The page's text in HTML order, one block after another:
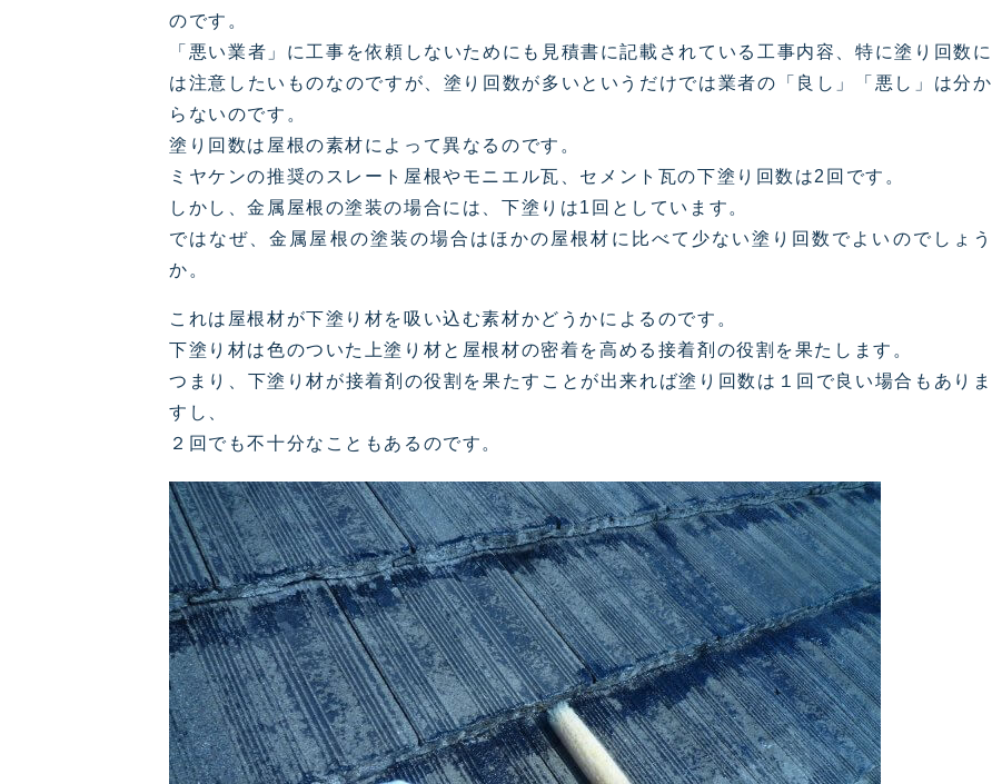
のです。
「悪い業者」に工事を依頼しないためにも見積書に記載されている工事内容、特に塗り回数に
は注意したいものなのですが、塗り回数が多いというだけでは業者の「良し」「悪し」は分か
らないのです。
塗り回数は屋根の素材によって異なるのです。
ミヤケンの推奨のスレート屋根やモニエル瓦、セメント瓦の下塗り回数は2回です。
しかし、金属屋根の塗装の場合には、下塗りは1回としています。
ではなぜ、金属屋根の塗装の場合はほかの屋根材に比べて少ない塗り回数でよいのでしょう
か。
これは屋根材が下塗り材を吸い込む素材かどうかによるのです。
下塗り材は色のついた上塗り材と屋根材の密着を高める接着剤の役割を果たします。
つまり、下塗り材が接着剤の役割を果たすことが出来れば塗り回数は１回で良い場合もありま
すし、
２回でも不十分なこともあるのです。